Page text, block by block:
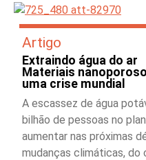
Artigo
Extraindo água do ar
Materiais
uma crise mundial
A escassez de água
bilhão de pessoas no
aumentar nas próximas
mudanças climáticas,